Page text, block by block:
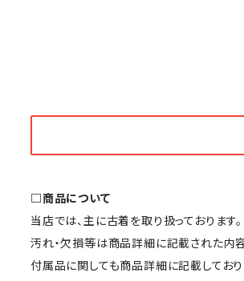
□商品について
当店では、主に古着を取り扱っております。
汚れ・欠損等は商品詳細に記載された内
付属品に関しても商品詳細に記載しており